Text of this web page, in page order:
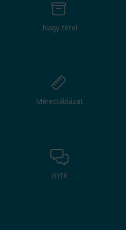
Nagy tétel
Mérettáblázat
GYIK